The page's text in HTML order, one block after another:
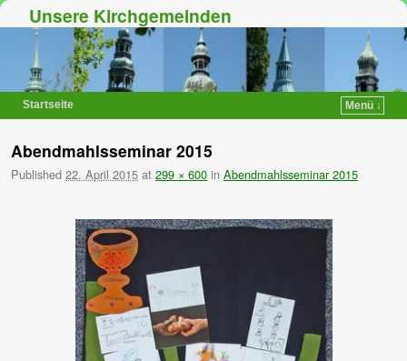
Unsere Kirchgemeinden
Startseite
Menü ↓
Abendmahlsseminar 2015
Published 22. April 2015 at 299 × 600 in Abendmahlsseminar 2015